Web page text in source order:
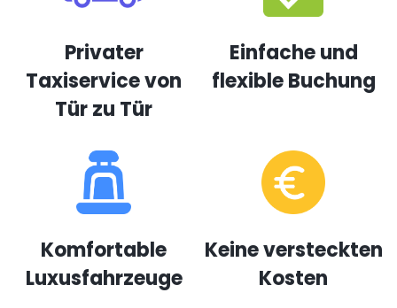
Privater
Taxiservice von
Tür zu Tür
Einfache und
flexible Buchung
Komfortable
Luxusfahrzeuge
Keine versteckten
Kosten